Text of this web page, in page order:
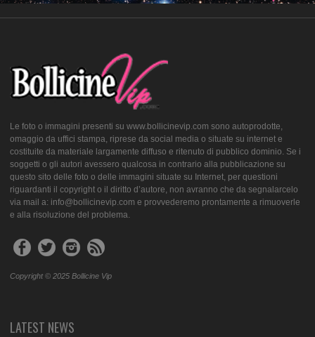
Le foto o immagini presenti su www.bollicinevip.com sono autoprodotte,
omaggio da uffici stampa, riprese da social media o situate su internet e
costituite da materiale largamente diffuso e ritenuto di pubblico dominio. Se i
soggetti o gli autori avessero qualcosa in contrario alla pubblicazione su
questo sito delle foto o delle immagini situate su Internet, per questioni
riguardanti il copyright o il diritto d’autore, non avranno che da segnalarcelo
via mail a: info@bollicinevip.com e provvederemo prontamente a rimuoverle
e alla risoluzione del problema.
Copyright © 2025 Bollicine Vip
LATEST NEWS